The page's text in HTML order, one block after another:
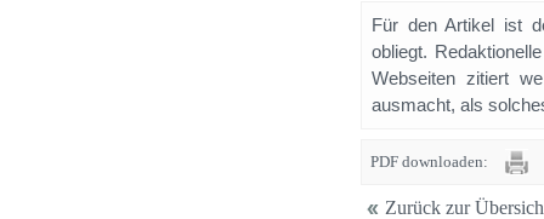
Für den Artikel ist
obliegt.
Webseiten zitiert
ausmacht, als
PDF downloaden:
Zurück zur